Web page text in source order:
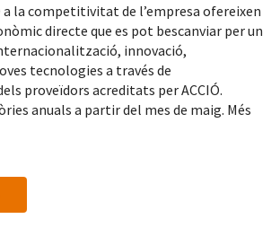
a la competitivitat de l’empresa ofereixen
directe que es pot bescanviar per un
innovació,
tecnologies a través de
proveïdors acreditats per ACCIÓ.
anuals a partir del mes de maig. Més